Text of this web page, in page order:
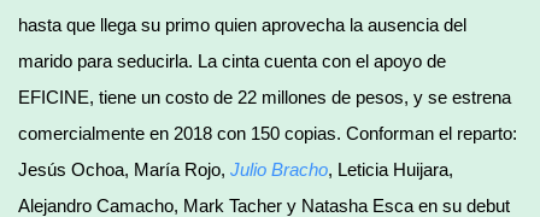
hasta que llega su primo quien aprovecha la ausencia del
marido para seducirla. La cinta cuenta con el apoyo de
EFICINE, tiene un costo de 22 millones de pesos, y se estrena
comercialmente en 2018 con 150 copias. Conforman el reparto:
Jesús Ochoa, María Rojo, Julio Bracho, Leticia Huijara,
Alejandro Camacho, Mark Tacher y Natasha Esca en su debut